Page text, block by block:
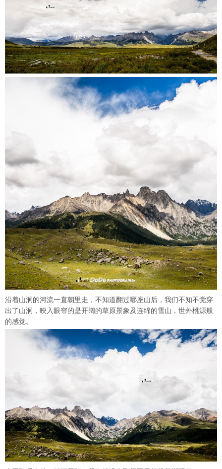
沿着山涧的河流一直朝里走，不知道翻过哪座山后，我们不知不觉穿
出了山涧，映入眼帘的是开阔的草原景象及连绵的雪山，世外桃源般
的感觉。